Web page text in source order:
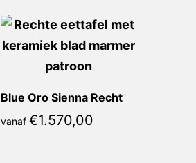
Blue Oro Sienna Recht
vanaf €1.570,00